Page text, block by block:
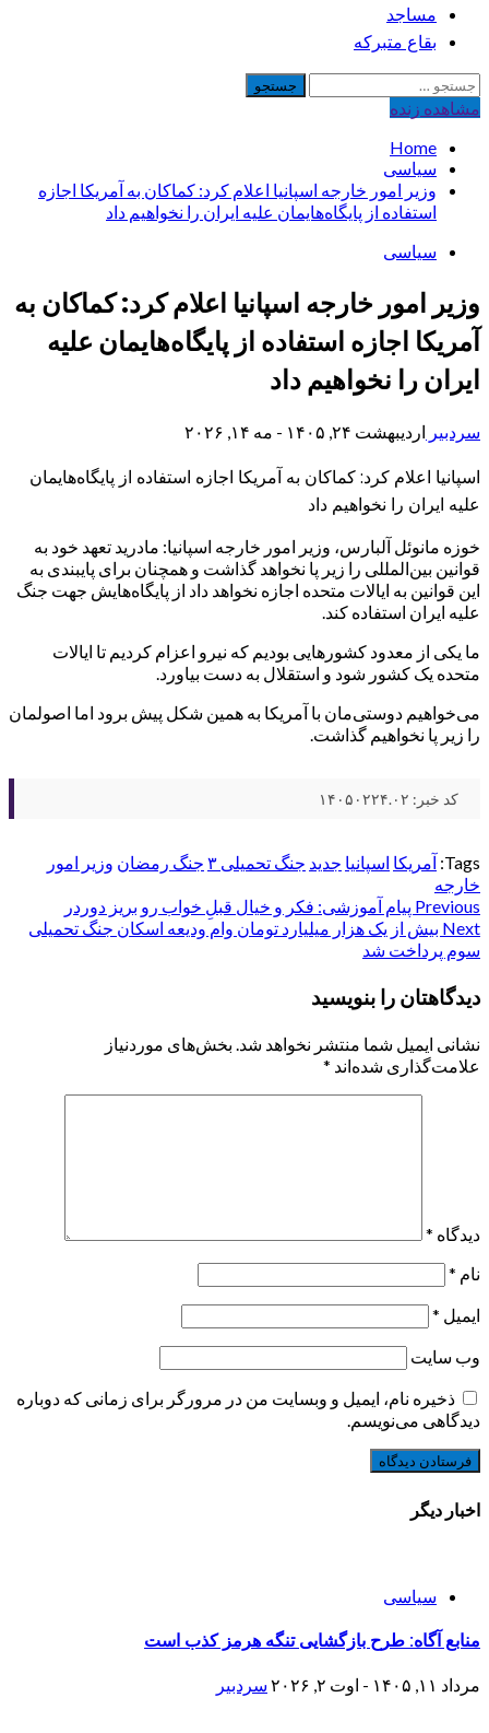
مساجد
بقاع متبرکه
جستجو
برای:
مشاهده‌ زنده
Home
سیاسی
وزیر امور خارجه اسپانیا اعلام کرد: کماکان به آمریکا اجازه
استفاده از پایگاه‌هایمان علیه ایران را نخواهیم داد
سیاسی
وزیر امور خارجه اسپانیا اعلام کرد: کماکان به
آمریکا اجازه استفاده از پایگاه‌هایمان علیه
ایران را نخواهیم داد
سردبیر اردیبهشت ۲۴, ۱۴۰۵ - مه ۱۴, ۲۰۲۶
اسپانیا اعلام کرد: کماکان به آمریکا اجازه استفاده از پایگاه‌هایمان
علیه ایران را نخواهیم داد
خوزه مانوئل آلبارس، وزیر امور خارجه اسپانیا: مادرید تعهد خود به
قوانین بین‌المللی را زیر پا نخواهد گذاشت و همچنان برای پایبندی به
این قوانین به ایالات متحده اجازه نخواهد داد از پایگاه‌هایش جهت جنگ
علیه ایران استفاده کند.
ما یکی از معدود کشورهایی بودیم که نیرو اعزام کردیم تا ایالات
متحده یک کشور شود و استقلال به دست بیاورد.
می‌خواهیم دوستی‌مان با آمریکا به همین شکل پیش برود اما اصولمان
را زیر پا نخواهیم گذاشت.
کد خبر: ۱۴۰۵۰۲۲۴.۰۲
Tags: آمریکا اسپانیا جدید جنگ تحمیلی ۳ جنگ رمضان وزیر امور
خارجه
Post
navigation
Previous پیام آموزشی: فکر و خیال قبلِ خواب رو بریز دور‌در
Next بیش از یک هزار میلیارد تومان وام ودیعه اسکان جنگ تحمیلی
سوم پرداخت شد
دیدگاهتان را بنویسید
نشانی ایمیل شما منتشر نخواهد شد. بخش‌های موردنیاز
علامت‌گذاری شده‌اند *
دیدگاه *
نام *
ایمیل *
وب‌ سایت
ذخیره نام، ایمیل و وبسایت من در مرورگر برای زمانی که دوباره
دیدگاهی می‌نویسم.
اخبار دیگر
سیاسی
منابع آگاه: طرح بازگشایی تنگه هرمز کذب است
مرداد ۱۱, ۱۴۰۵ - اوت ۲, ۲۰۲۶ سردبیر